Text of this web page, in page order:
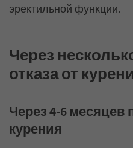
эректильной функции.
Через
отказа от
Через 4-6 месяцев
курения